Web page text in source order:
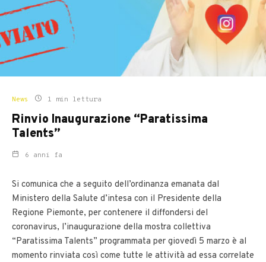
News 1 min lettura
Rinvio Inaugurazione “Paratissima
Talents”
6 anni fa
Si comunica che a seguito dell’ordinanza emanata dal
Ministero della Salute d’intesa con il Presidente della
Regione Piemonte, per contenere il diffondersi del
coronavirus, l’inaugurazione della mostra collettiva
“Paratissima Talents” programmata per giovedì 5 marzo è al
momento rinviata così come tutte le attività ad essa correlate